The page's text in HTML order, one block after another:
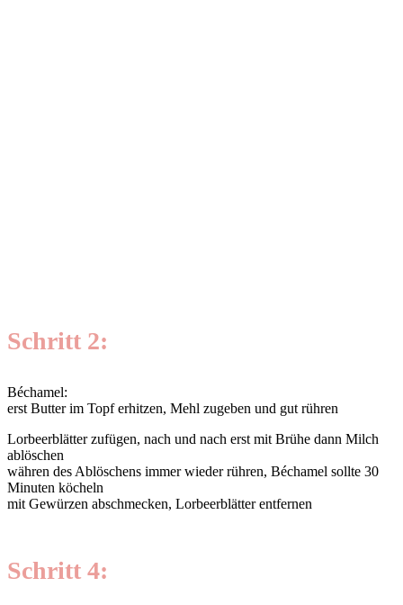
Schritt 2:
Béchamel:
erst Butter im Topf erhitzen, Mehl zugeben und gut rühren
Lorbeerblätter zufügen, nach und nach erst mit Brühe dann Milch
ablöschen
währen des Ablöschens immer wieder rühren, Béchamel sollte 30
Minuten köcheln
mit Gewürzen abschmecken, Lorbeerblätter entfernen
Schritt 4: